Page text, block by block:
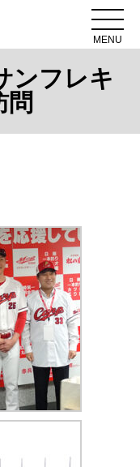
MENU
ンフレキ
問